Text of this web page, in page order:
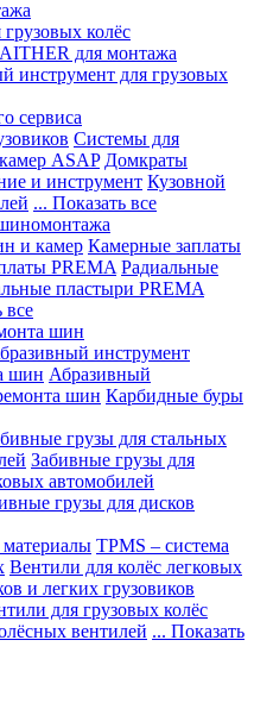
колёс
для монтажа
инструмент для грузовых
сервиса
Системы для
ASAP Домкраты
и инструмент Кузовной
... Показать все
и камер Камерные заплаты
PREMA Радиальные
пластыри PREMA
все
шин
инструмент
шин Абразивный
шин Карбидные буры
грузы для стальных
Забивные грузы для
автомобилей
грузы для дисков
TPMS – система
Вентили для колёс легковых
и легких грузовиков
для грузовых колёс
вентилей ... Показать